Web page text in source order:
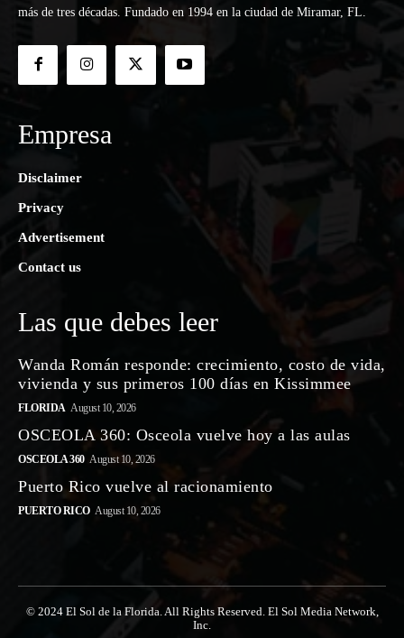
más de tres décadas. Fundado en 1994 en la ciudad de Miramar, FL.
Empresa
Disclaimer
Privacy
Advertisement
Contact us
Las que debes leer
Wanda Román responde: crecimiento, costo de vida,
vivienda y sus primeros 100 días en Kissimmee
FLORIDA August 10, 2026
OSCEOLA 360: Osceola vuelve hoy a las aulas
OSCEOLA 360 August 10, 2026
Puerto Rico vuelve al racionamiento
PUERTO RICO August 10, 2026
© 2024 El Sol de la Florida. All Rights Reserved. El Sol Media Network,
Inc.